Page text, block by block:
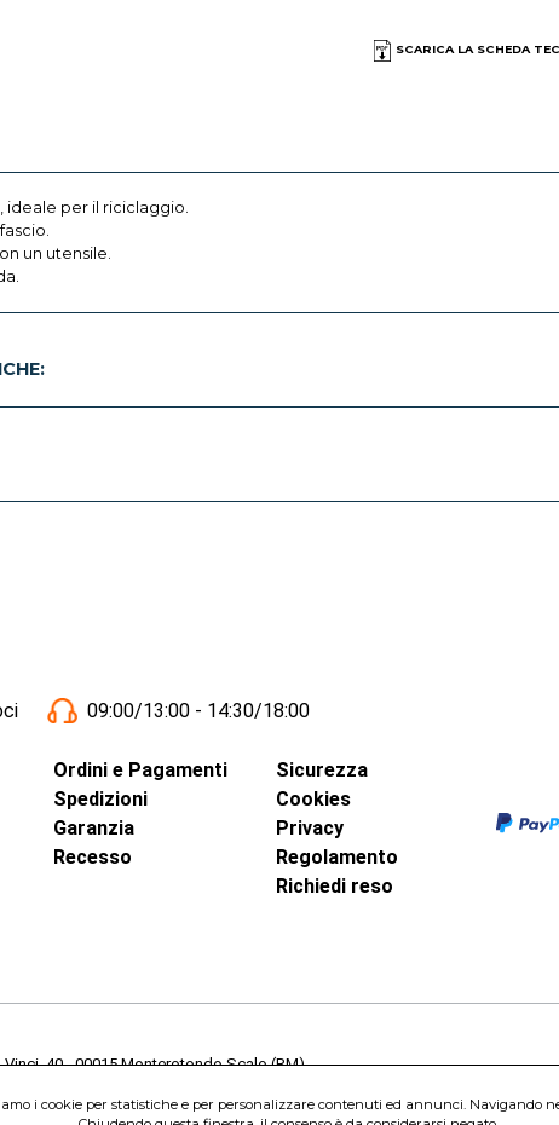
SCARICA LA SCHEDA
ideale per il riciclaggio.
un utensile.
09:00/13:00 - 14:30/18:00
Ordini e Pagamenti
Spedizioni
Garanzia
Recesso
Sicurezza
Cookies
Privacy
Regolamento
Richiedi reso
40 - 00015 Monterotondo Scalo (RM)
Capitale Sociale 1.600.000,00 Euro i.v. Iscritto al Registro delle Imprese di
Scalo (RM) - Telefono:06.90095358
i cookie per statistiche e per personalizzare contenuti ed annunci. Navigando